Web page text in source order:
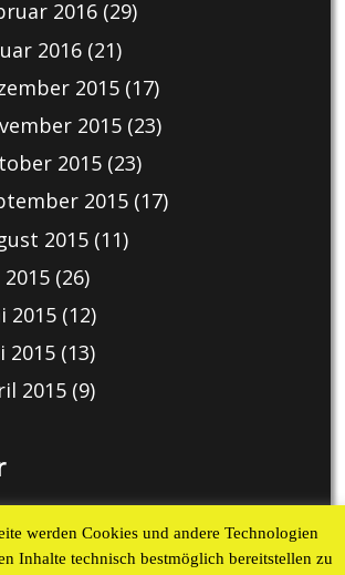
2016(29)
2016(21)
2015(17)
2015(23)
2015(23)
2015(17)
2015(11)
2015(26)
2015(12)
2015(13)
2015(9)
M D F S
S
werden Cookies und andere Technologien
Inhalte technisch bestmöglich bereitstellen zu